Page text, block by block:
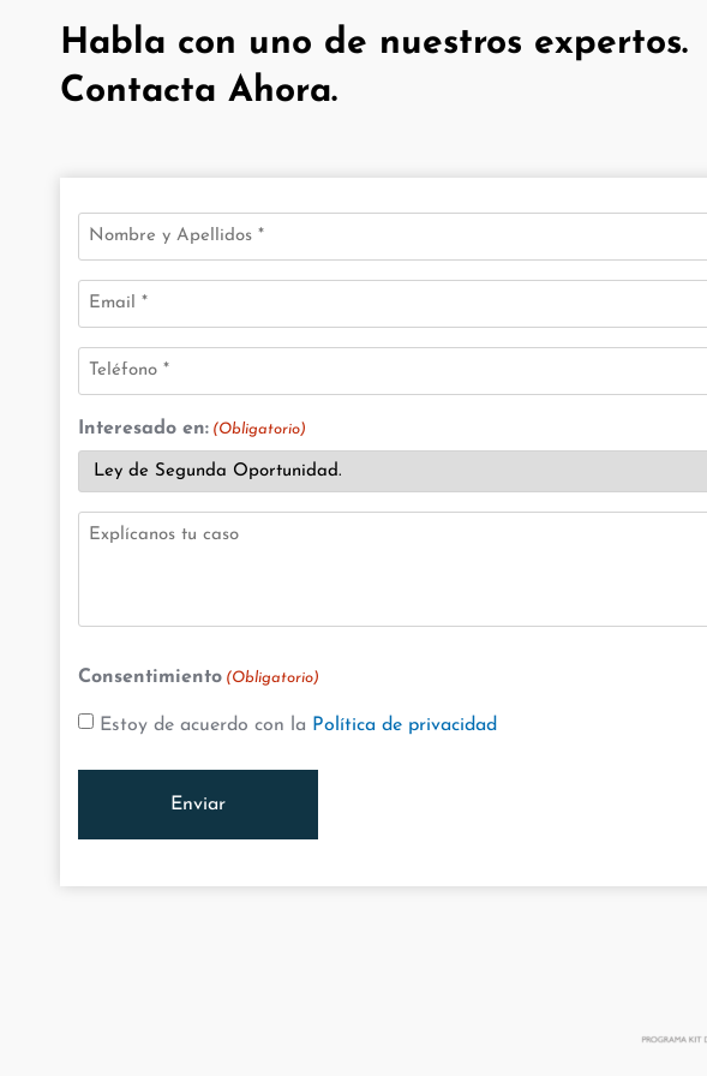
Habla con uno de nuestros expertos.
Contacta Ahora.
Nombre
(Obligatorio)
Email
(Obligatorio)
Teléfono
(Obligatorio)
Interesado en: (Obligatorio)
Explícanos
tu
Consentimiento (Obligatorio)
Estoy de acuerdo con la Política de privacidad
Alternative:
Alternative: